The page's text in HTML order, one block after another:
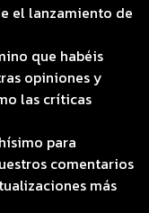
el lanzamiento de
que habéis
opiniones y
las críticas
para
comentarios
más